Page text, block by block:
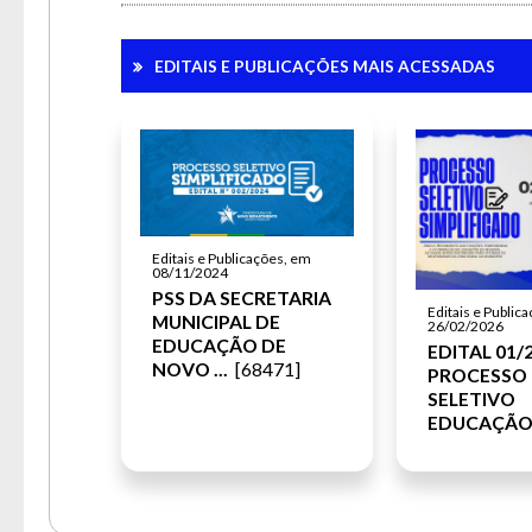
EDITAIS E PUBLICAÇÕES MAIS ACESSADAS
Editais e Publicações, em
08/11/2024
PSS DA SECRETARIA
MUNICIPAL DE
EDUCAÇÃO DE
NOVO ... [68471]
Editais e
26/02/2026
EDITAL 01/
PROCESSO
SELETIVO